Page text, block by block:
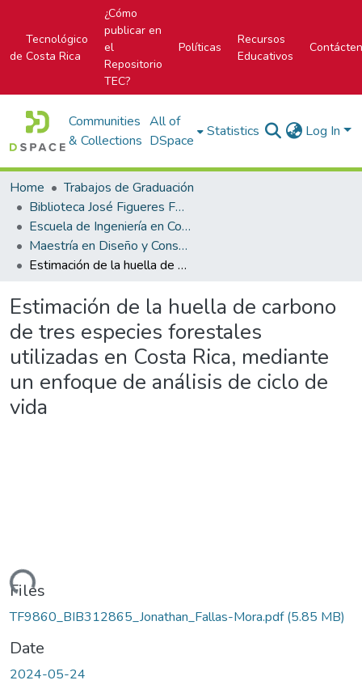
Tecnológico
de Costa Rica
¿Cómo
publicar en
el
Repositorio
TEC?
Políticas
Recursos
Educativos
Communities
& Collections
All of
DSpace
Statistics Log In
Home
Trabajos de Graduación
Biblioteca José Figueres Ferrer
Escuela de Ingeniería en Construcción
Maestría en Diseño y Construcción Sostenible
Estimación de la huella de carbono de tres especies forestales utilizadas en Costa Rica, mediante un enfoque de análisis de ciclo de vida
Estimación de la huella de carbono
de tres especies forestales
utilizadas en Costa Rica, mediante
un enfoque de análisis de ciclo de
vida
Files
TF9860_BIB312865_Jonathan_Fallas-Mora.pdf(5.85 MB)
Date
2024-05-24